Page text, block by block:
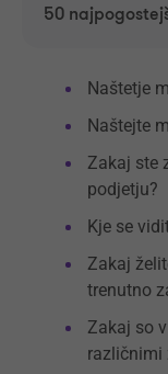
50
Naštetje
Naštejte
Zakaj ste
podjetju?
Kje se
Zakaj
trenutno
Zakaj so
različnimi